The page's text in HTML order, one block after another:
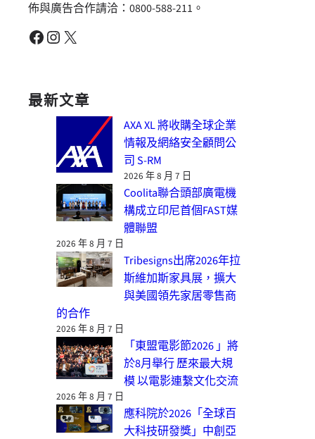
佈與廣告合作請洽：0800-588-211。
Facebook Instagram X
最新文章
AXA XL 將收購全球企業
情報及網絡安全顧問公
司 S-RM
2026 年 8 月 7 日
Coolita聯合頭部廣電機
構成立印尼首個FAST媒
體聯盟
2026 年 8 月 7 日
Tribesigns出席2026年拉
斯維加斯家具展，擴大
與美國領先家居零售商
的合作
2026 年 8 月 7 日
「東盟電影節2026 」將
於8月舉行 歷來最大規
模 以電影連繫文化交流
2026 年 8 月 7 日
應科院於2026「全球百
大科技研發獎」中創亞